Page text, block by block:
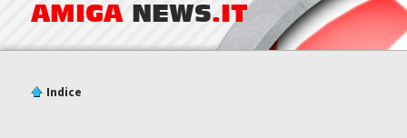
AMIGA NEWS.IT
Indice